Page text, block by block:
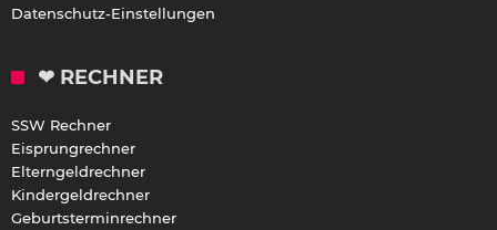
Datenschutz-Einstellungen
❤ RECHNER
SSW Rechner
Eisprungrechner
Elterngeldrechner
Kindergeldrechner
Geburtsterminrechner